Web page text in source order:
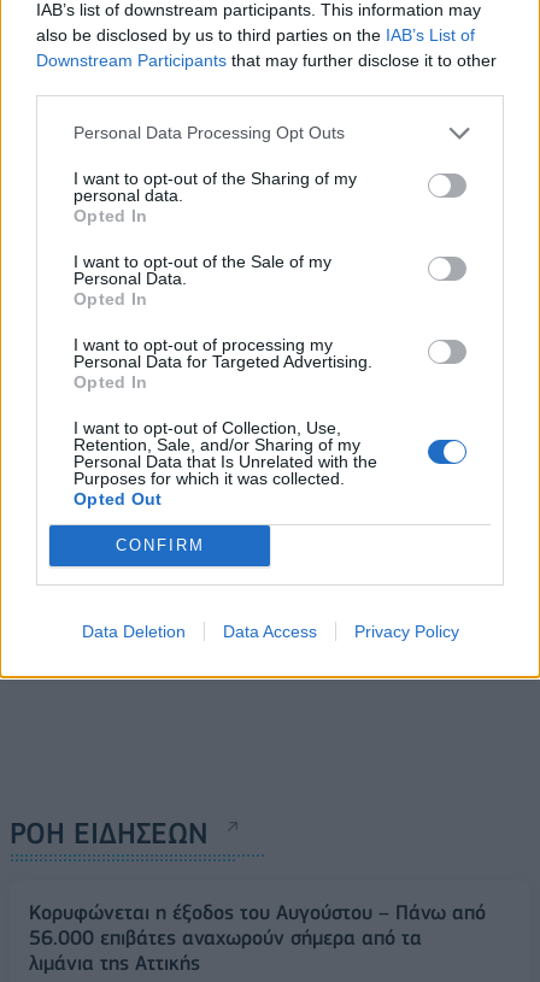
IAB’s list of downstream participants. This information may
also be disclosed by us to third parties on the IAB’s List of
Downstream Participants that may further disclose it to other
Personal Data Processing Opt Outs
I want to opt-out of the Sharing of my
personal data.
Opted In
I want to opt-out of the Sale of my
Personal Data.
Opted In
I want to opt-out of processing my
Personal Data for Targeted Advertising.
Opted In
I want to opt-out of Collection, Use,
Retention, Sale, and/or Sharing of my
Personal Data that Is Unrelated with the
Purposes for which it was collected.
Opted Out
CONFIRM
Data Deletion Data Access Privacy Policy
ΠΕΡΙΣΣΌΤΕΡΑ ΣΕ ΑΥΤΉ ΤΗΝ ΚΑΤΗΓΟΡΊΑ
Intersys: Λύση φωτισμού
στην Εκπαιδευτική
Αναγέννηση
01/07/2019 - 03:00
Thales Alenia Space
υπογράφουν Μνημόνιο
Ελληνικό Διαστημικό
Οργανισμό
02/07/2019 - 03:00
ΡΟΗ ΕΙΔΗΣΕΩΝ
Κορυφώνεται η έξοδος του Αυγούστου – Πάνω από
56.000 επιβάτες αναχωρούν σήμερα από τα
λιμάνια της Αττικής